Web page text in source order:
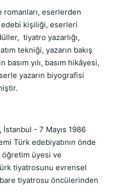
romanları, eserlerden
edebi kişiliği, eserleri
tiyatro yazarlığı,
tekniği, yazarın bakış
yılı, basım hikâyesi,
yazarın biyografisi
İstanbul - 7 Mayıs 1986
Türk edebiyatının önde
öğretim üyesi ve
tiyatrosunu evrensel
tiyatrosu öncülerinden